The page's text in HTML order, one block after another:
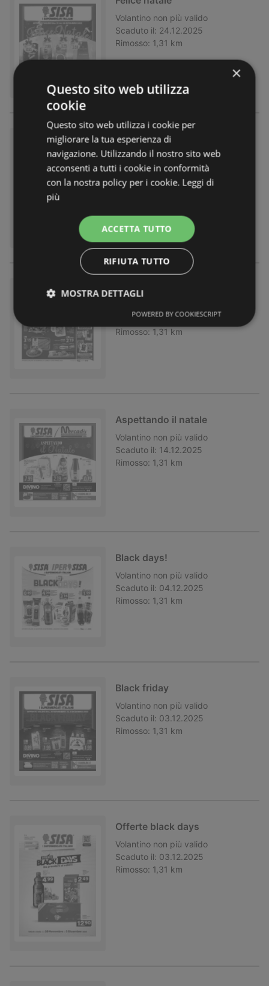
Volantino non più valido
Scaduto il: 24.12.2025
Rimosso: 1,31 km
Dolci Feste la magia del Natale
Volantino non più valido
Scaduto il: 17.12.2025
Rimosso: 1,31 km
Natale in arrivo
Scaduto il: 15.12.2025
Rimosso: 1,31 km
Aspettando il natale
Volantino non più valido
Scaduto il: 14.12.2025
Rimosso: 1,31 km
Black days!
Volantino non più valido
Scaduto il: 04.12.2025
Rimosso: 1,31 km
Black friday
Volantino non più valido
Scaduto il: 03.12.2025
Rimosso: 1,31 km
Offerte black days
Volantino non più valido
Scaduto il: 03.12.2025
Rimosso: 1,31 km
×
Questo sito web utilizza
cookie
Questo sito web utilizza i cookie per
migliorare la tua esperienza di
navigazione. Utilizzando il nostro sito web
acconsenti a tutti i cookie in conformità
con la nostra policy per i cookie. Leggi di
più
ACCETTA TUTTO
RIFIUTA TUTTO
MOSTRA DETTAGLI
POWERED BY COOKIESCRIPT